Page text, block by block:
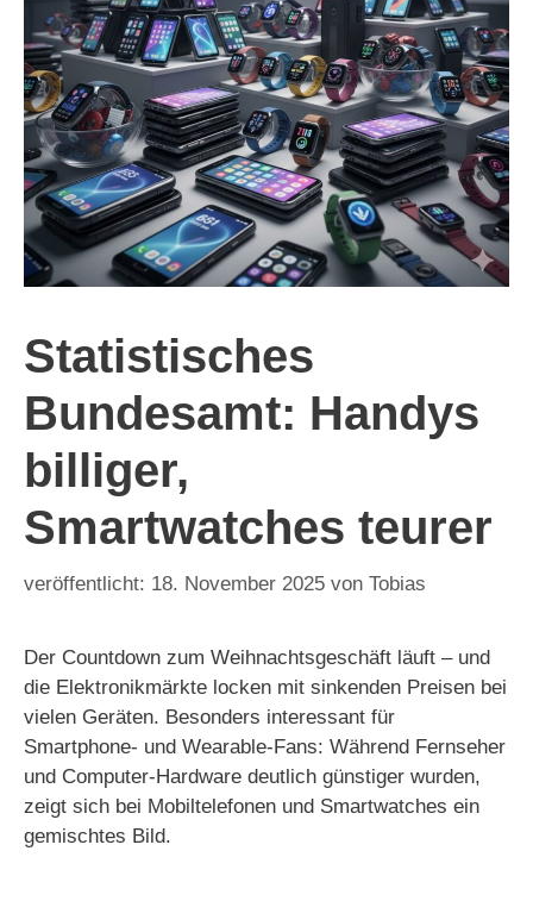
Statistisches
Bundesamt: Handys
billiger,
Smartwatches teurer
18. November 2025 von Tobias
Der Countdown zum Weihnachtsgeschäft läuft – und
die Elektronikmärkte locken mit sinkenden Preisen bei
vielen Geräten. Besonders interessant für
Smartphone- und Wearable-Fans: Während Fernseher
und Computer-Hardware deutlich günstiger wurden,
zeigt sich bei Mobiltelefonen und Smartwatches ein
gemischtes Bild.